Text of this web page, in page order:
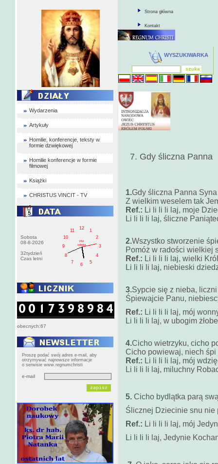
Wydarzenia
Artykuły
Homilie, konferencje, teksty w
formie dzwiękowej
Homilie konferencje w formie
filmowej
Książki
CHRISTUS VINCIT - TV
Sobota
08-8-2026
32tydzień
Czas letni
1
2
3
4
5
6
7
8
9
10
11
12
PM
sobota
obecnych:67
Proszę podać swój adres e-mail, aby
otrzymywać najnowsze informacje
o serwisie www.regnumchristi
e-mail
Strona główna
Kontakt
WYSZUKIWARKA
7. Gdy śliczna Panna
1.Gdy śliczna Panna Syna
Z wielkim weselem tak
Ref.: Li li li li laj, moje
Li li li li laj, śliczne
2.Wszystko stworzenie
Pomóż w radości wielkiej
Ref.: Li li li li laj, wielki
Li li li li laj, niebieski
3.Sypcie się z nieba, liczni
Śpiewajcie Panu,
Ref.: Li li li li laj, mój
Li li li li laj, w ubogim
4.Cicho wietrzyku, cicho
Cicho powiewaj, niech śpi
Ref.: Li li li li laj, mój
Li li li li laj, miluchny
5. Cicho bydlątka parą
Ślicznej Dziecinie snu nie
Ref.: Li li li li laj, mój
Li li li li laj, Jedynie